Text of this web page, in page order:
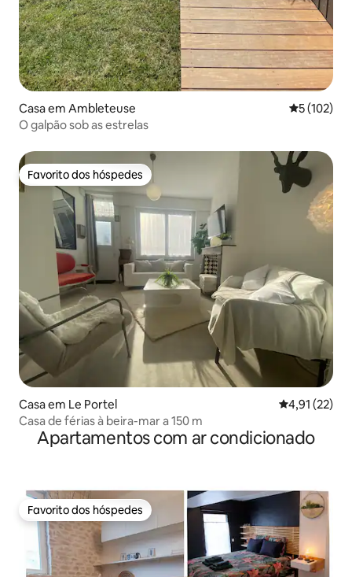
Casa em Ambleteuse
5 (102)
O galpão sob as estrelas
Favorito dos hóspedes
Favorito dos hóspedes
Casa em Le Portel Classificação
4,91 (22)
Casa de férias à beira-mar a 150 m
Apartamentos com ar condicionado
Favorito dos hóspedes
Favorito dos hóspedes